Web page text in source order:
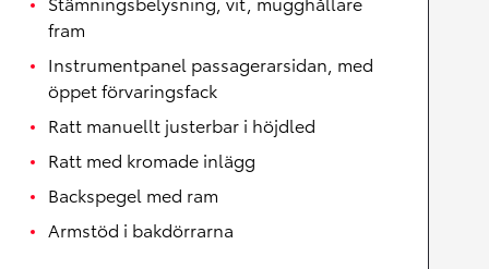
fram
Instrumentpanel passagerarsidan, med
öppet förvaringsfack
Ratt manuellt justerbar i höjdled
Ratt med kromade inlägg
Backspegel med ram
Armstöd i bakdörrarna